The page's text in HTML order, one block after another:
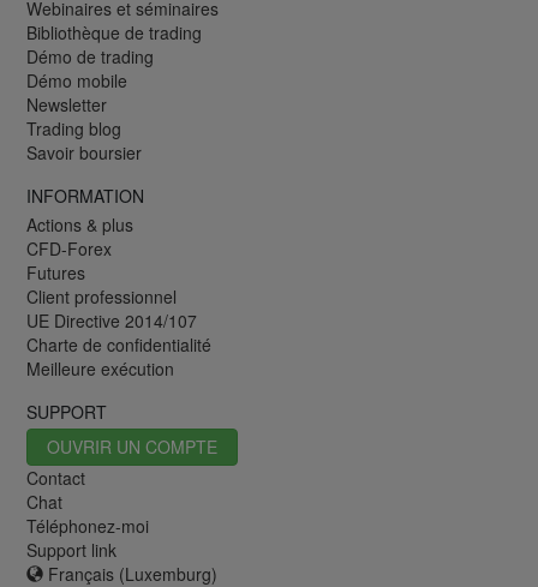
Webinaires et séminaires
Bibliothèque de trading
Démo de trading
Démo mobile
Newsletter
Trading blog
Savoir boursier
INFORMATION
Actions & plus
CFD-Forex
Futures
Client professionnel
UE Directive 2014/107
Charte de confidentialité
Meilleure exécution
SUPPORT
OUVRIR UN COMPTE
Contact
Chat
Téléphonez-moi
Support link
Français (Luxemburg)